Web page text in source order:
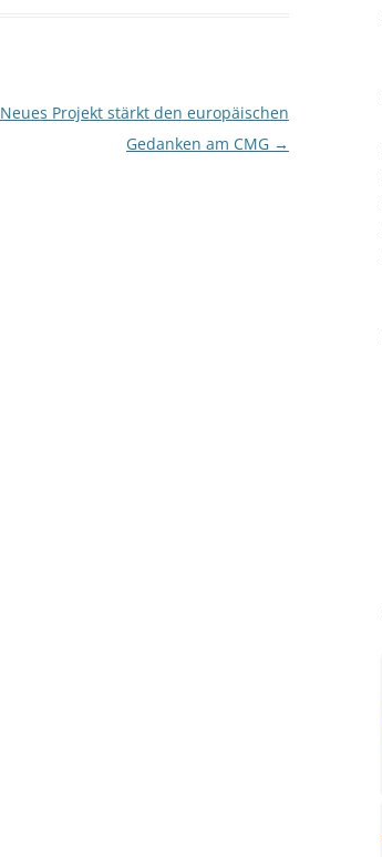
Neues Projekt stärkt den europäischen
Gedanken am CMG →